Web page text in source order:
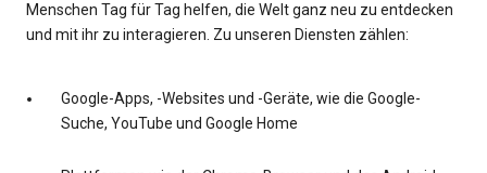
Menschen Tag für Tag helfen, die Welt ganz neu zu entdecken
und mit ihr zu interagieren. Zu unseren Diensten zählen:
Google-Apps, -Websites und -Geräte, wie die Google-
Suche, YouTube und Google Home